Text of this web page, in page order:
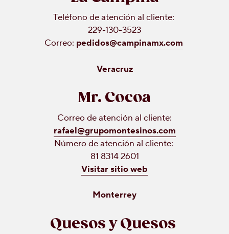
Teléfono de atención al cliente:
229-130-3523
Correo: pedidos@campinamx.com
Veracruz
Mr. Cocoa
Correo de atención al cliente:
rafael@grupomontesinos.com
Número de atención al cliente:
81 8314 2601
Visitar sitio web
Monterrey
Quesos y Quesos